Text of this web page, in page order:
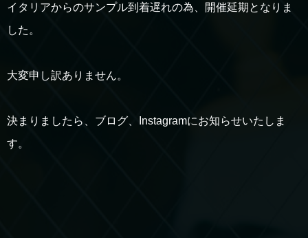
イタリアからのサンプル到着遅れの為、開催延期となりま
した。
大変申し訳ありません。
決まりましたら、ブログ、Instagramにお知らせいたしま
す。